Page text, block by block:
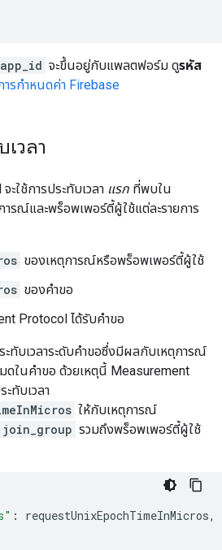
จะขึ้นอยู่กับแพลตฟอร์ม ดูรหัส
ารกำหนดค่า Firebase
วลา
ใช้การประทับเวลา แรก ที่พบใน
ารณ์และพร็อพเพอร์ตี้ผู้ใช้แต่ละรายการ
ของเหตุการณ์หรือพร็อพเพอร์ตี้ผู้ใช้
ของคําขอ
Protocol ได้รับคําขอ
ะทับเวลาระดับคําขอซึ่งมีผลกับเหตุการณ์
ดในคําขอ ด้วยเหตุนี้ Measurement
ทับเวลา
ให้กับเหตุการณ์
join_group รวมถึงพร็อพเพอร์ตี้ผู้ใช้
: requestUnixEpochTimeInMicros,